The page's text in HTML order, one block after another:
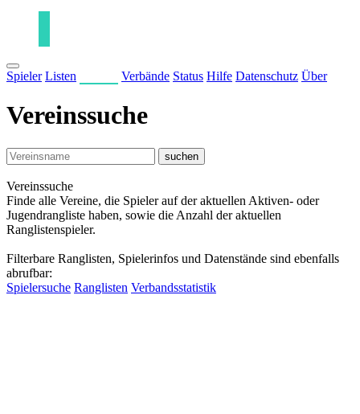
Spieler Listen Verbände Status Hilfe Datenschutz Über
Vereinssuche
suchen
Vereinssuche
Finde alle Vereine, die Spieler auf der aktuellen Aktiven- oder
Jugendrangliste haben, sowie die Anzahl der aktuellen
Ranglistenspieler.
Filterbare Ranglisten, Spielerinfos und Datenstände sind ebenfalls
abrufbar:
Spielersuche Ranglisten Verbandsstatistik